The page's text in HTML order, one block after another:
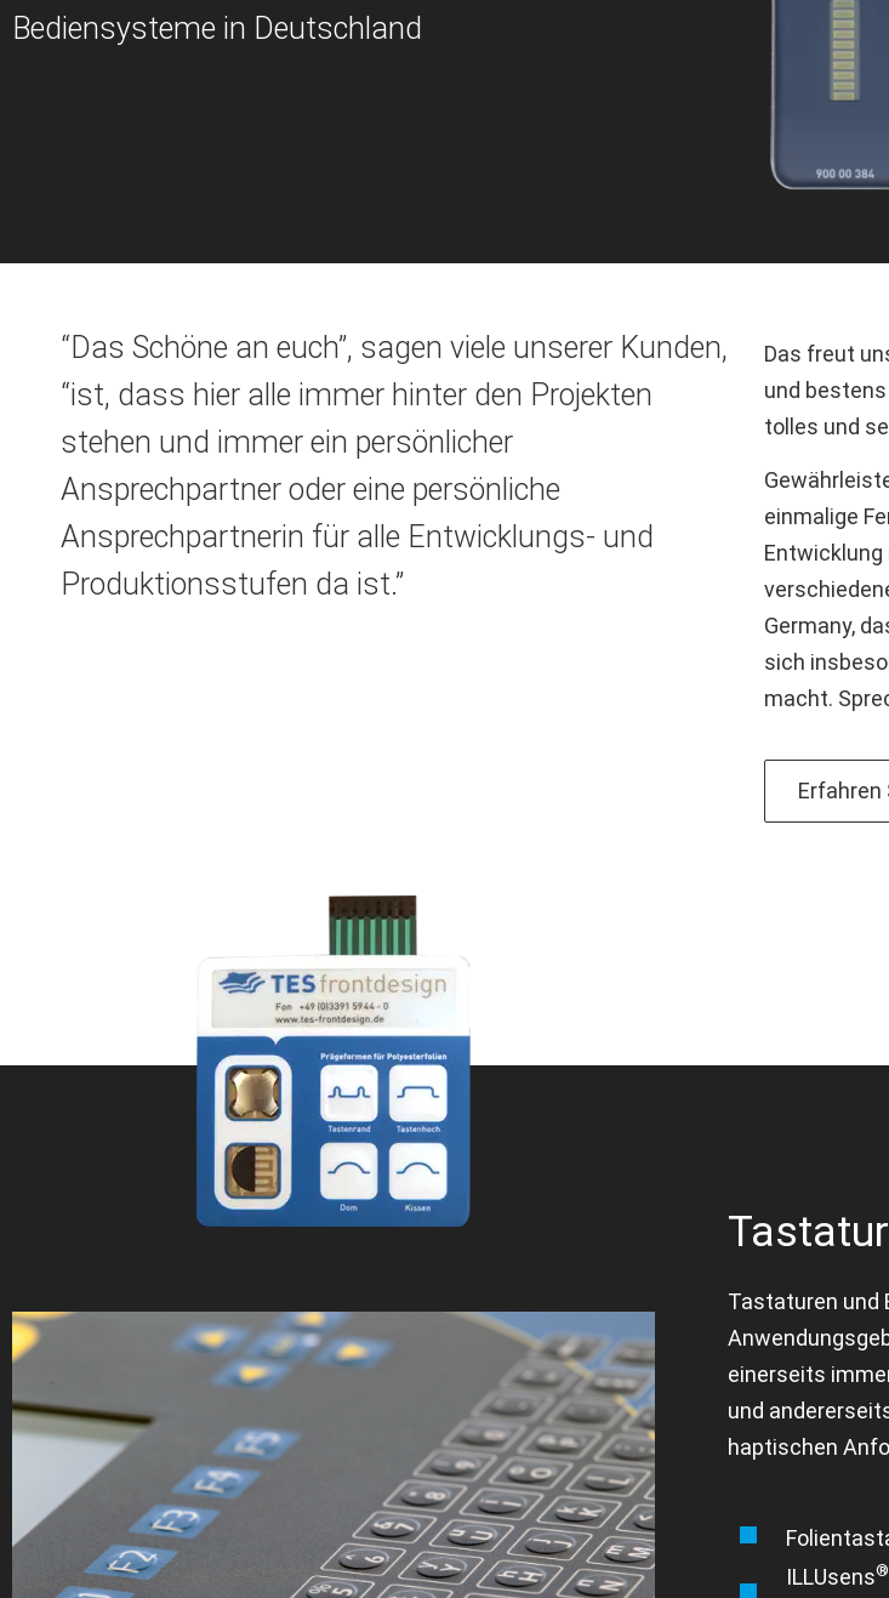
Bediensysteme in Deutschland
“Das Schöne an euch”, sagen viele unserer Kunden,
“ist, dass hier alle immer hinter den Projekten
stehen und immer ein persönlicher
Ansprechpartner oder eine persönliche
Ansprechpartnerin für alle Entwicklungs- und
Produktionsstufen da ist.”
Das freut
und
tolles und
einmalige
Entwicklung
Germany,
sich
macht.
Erfahren
Tastaturen und
einerseits
und
haptischen
ILLUsens®